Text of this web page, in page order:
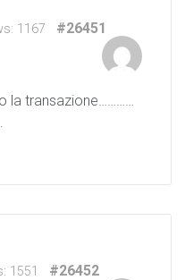
1167 #26451
la transazione…………
.
1551 #26452